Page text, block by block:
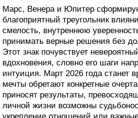
Марс, Венера и Юпитер
благоприятный треугольник
смелость, внутреннюю
принимать верные решения без
Этот знак почувствует
вдохновения, словно его шаги
интуиция. Март 2026 года станет
мечты обретают конкретные
приносят результаты,
личной жизни возможны